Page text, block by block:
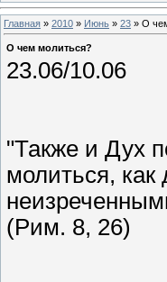
Главная » 2010 » Июнь » 23 » О
О чем молиться?
23.06/10.06
"Также и Дух
молиться,
(Рим. 8, 26)